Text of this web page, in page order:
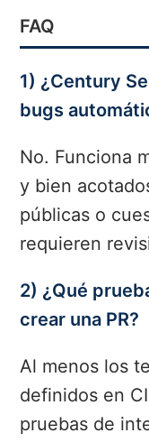
FAQ
1) ¿Century
bugs
No. Funciona
y bien
públicas o
requieren
2) ¿Qué
crear una PR?
Al menos los
definidos en
pruebas de